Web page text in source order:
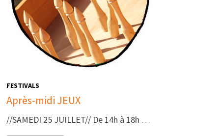
FESTIVALS
Après-midi JEUX
//SAMEDI 25 JUILLET// De 14h à 18h …